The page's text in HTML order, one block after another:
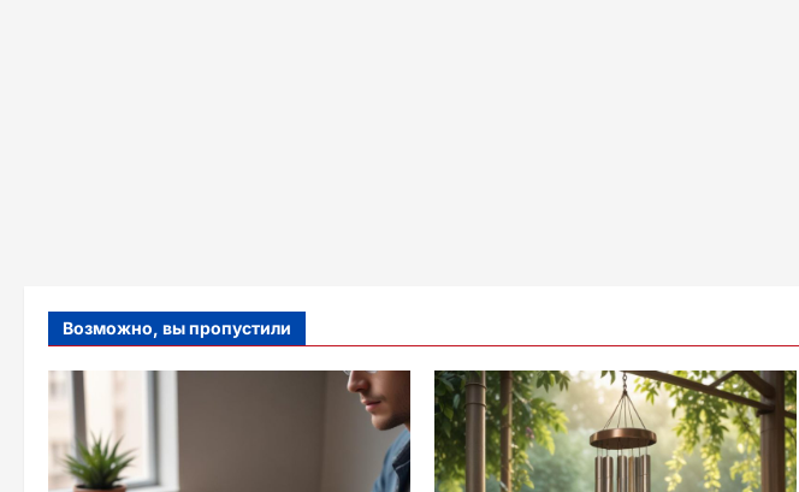
Возможно, вы пропустили